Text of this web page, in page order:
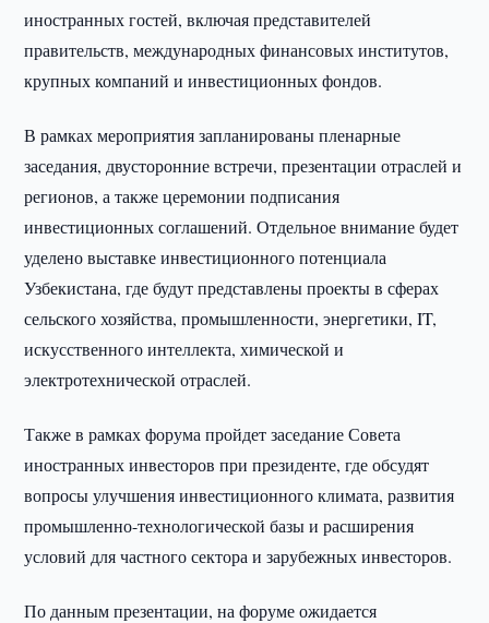
иностранных гостей, включая представителей
правительств, международных финансовых институтов,
крупных компаний и инвестиционных фондов.
В рамках мероприятия запланированы пленарные
заседания, двусторонние встречи, презентации отраслей и
регионов, а также церемонии подписания
инвестиционных соглашений. Отдельное внимание будет
уделено выставке инвестиционного потенциала
Узбекистана, где будут представлены проекты в сферах
сельского хозяйства, промышленности, энергетики, IT,
искусственного интеллекта, химической и
электротехнической отраслей.
Также в рамках форума пройдет заседание Совета
иностранных инвесторов при президенте, где обсудят
вопросы улучшения инвестиционного климата, развития
промышленно-технологической базы и расширения
условий для частного сектора и зарубежных инвесторов.
По данным презентации, на форуме ожидается